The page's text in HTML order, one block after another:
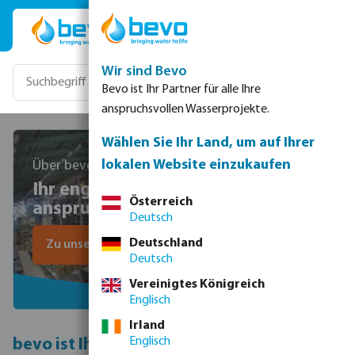
Zum Hauptinhalt springen
Über bevo
Ihr engagierter Partner in allen
anspruchsvollen Projekten
Zu unserem Sortiment
bevo ist Ihr Experte für intelligente
Wir sind Bevo
Bevo ist Ihr Partner für alle Ihre
anspruchsvollen Wasserprojekte.
Wählen Sie Ihr Land, um auf Ihrer
lokalen Website einzukaufen
Österreich
Deutsch
Deutschland
Deutsch
Vereinigtes Königreich
Englisch
Irland
Englisch